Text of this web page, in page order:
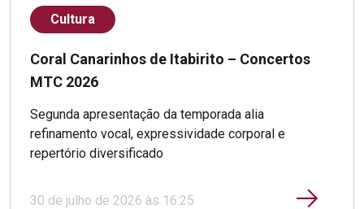
Cultura
Coral Canarinhos de Itabirito – Concertos
MTC 2026
Segunda apresentação da temporada alia
refinamento vocal, expressividade corporal e
repertório diversificado
30 de julho de 2026 às 16:25